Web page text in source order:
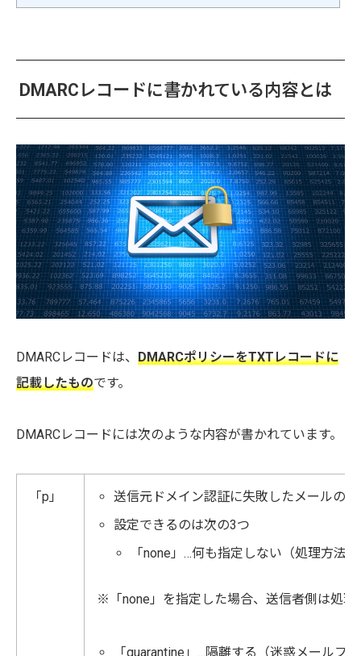
DMARCレコードに書かれている内容とは
DMARCレコードは、 DMARCポリシーをTXTレコードに
記載したものです。
DMARCレコードには次のような内容が書かれています。
「p」
送信元ドメイン認証に失敗したメールの
設定できるのは次の3つ
「none」…何も指定しない（処理方法
※「none」を指定した場合、送信者側は処
「quarantine」…隔離する（迷惑メールフ